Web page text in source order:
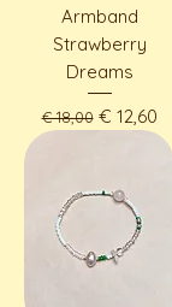
Armband
Strawberry
Dreams
Standardpreis
€ 18,00 Sale-Preis
€ 12,60